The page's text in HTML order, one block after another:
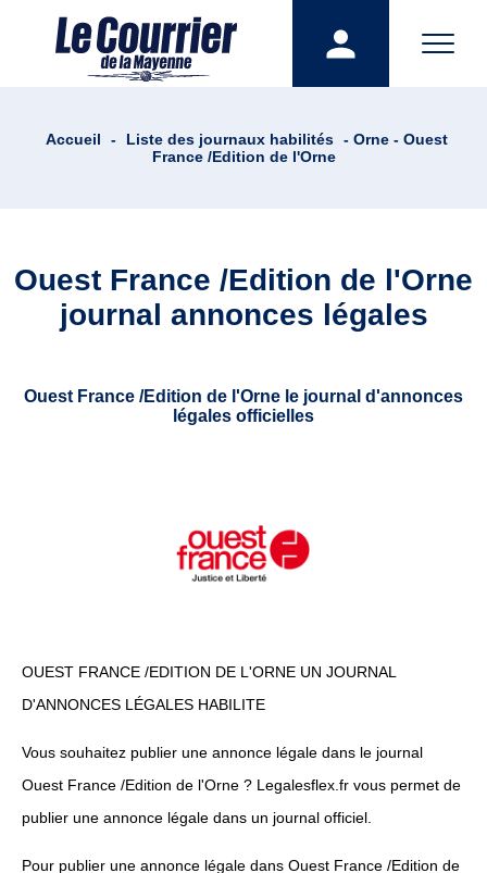
Accueil - Liste des journaux habilités - Orne - Ouest
France /Edition de l'Orne
Ouest France /Edition de l'Orne
journal annonces légales
Ouest France /Edition de l'Orne le journal d'annonces
légales officielles
OUEST FRANCE /EDITION DE L'ORNE UN JOURNAL
D'ANNONCES LÉGALES HABILITE
Vous souhaitez publier une annonce légale dans le journal
Ouest France /Edition de l'Orne ? Legalesflex.fr vous permet de
publier une annonce légale dans un journal officiel.
Pour publier une annonce légale dans Ouest France /Edition de